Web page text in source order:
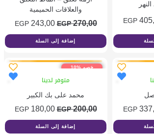
EGP
هو:
والعلاقات الحميمية
270,00
EGP السعر
الأصلي
هو:
270,00 EGP.
243,00
EGP
هو:
EGP.
إضافة إلى السلة
EGP
الحالي
خصم %10
متوفر لدينا
محمد على بك الكبير
200,00
EGP السعر
الأصلي
180,00
EGP
إضافة إلى السلة